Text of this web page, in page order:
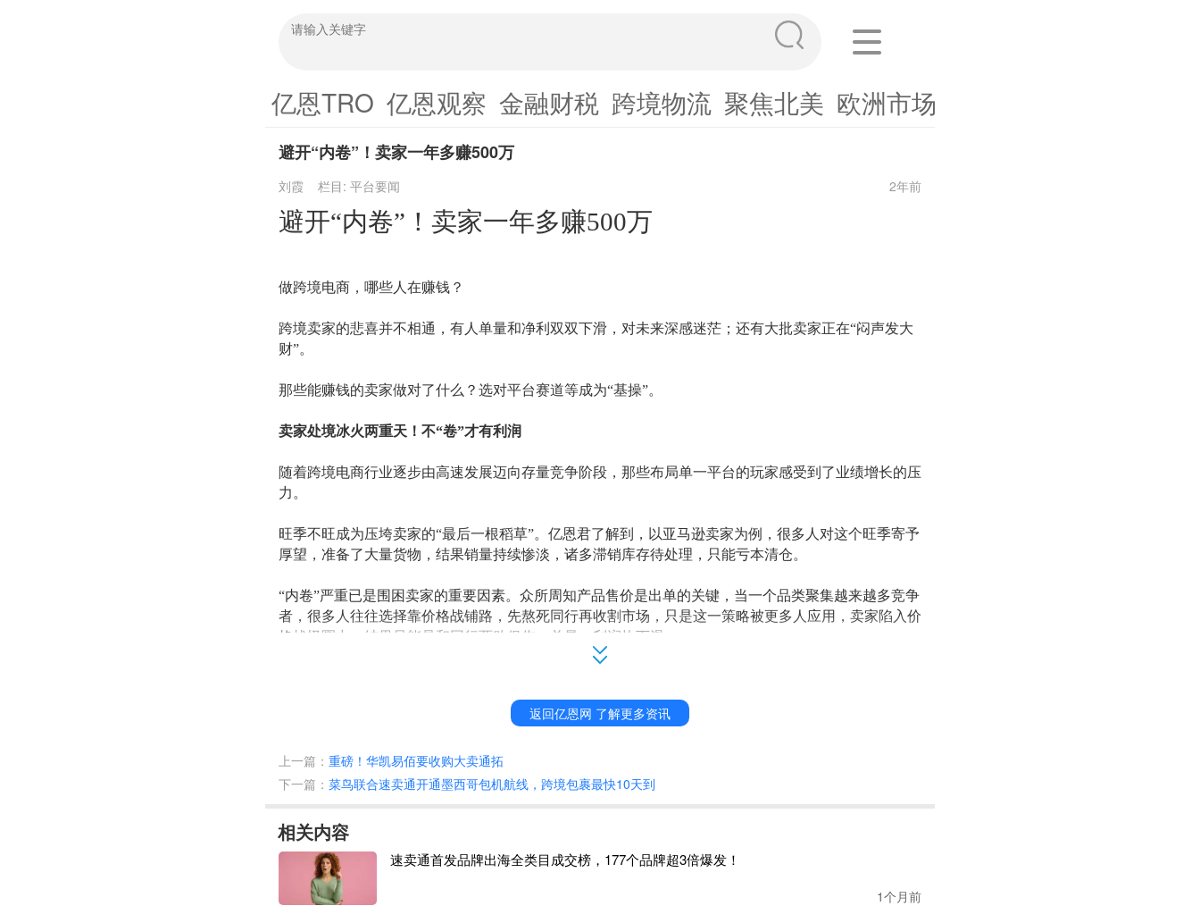
亿恩TRO 亿恩观察 金融财税 跨境物流 聚焦北美 欧洲市场
避开“内卷”！卖家一年多赚500万
刘霞 栏目: 平台要闻 2年前
避开“内卷”！卖家一年多赚500万
做跨境电商，哪些人在赚钱？
跨境卖家的悲喜并不相通，有人单量和净利双双下滑，对未来深感迷茫；还有大批卖家正在“闷声发大
财”。
那些能赚钱的卖家做对了什么？选对平台赛道等成为“基操”。
卖家处境冰火两重天！不“卷”才有利润
随着跨境电商行业逐步由高速发展迈向存量竞争阶段，那些布局单一平台的玩家感受到了业绩增长的压
力。
旺季不旺成为压垮卖家的“最后一根稻草”。亿恩君了解到，以亚马逊卖家为例，很多人对这个旺季寄予
厚望，准备了大量货物，结果销量持续惨淡，诸多滞销库存待处理，只能亏本清仓。
“内卷”严重已是围困卖家的重要因素。众所周知产品售价是出单的关键，当一个品类聚集越来越多竞争
者，很多人往往选择靠价格战铺路，先熬死同行再收割市场，只是这一策略被更多人应用，卖家陷入价
格战怪圈中，结果只能是和同行两败俱伤，单量、利润均下滑。
“烧钱”补贴消费者，最终很多成本却都分摊在了平台卖家身上。
增濒临退场，也有大批中国卖家及时多平台布局，开拓新赛道，挽救了岌岌可危的业绩。
返回亿恩网 了解更多资讯
上一篇： 重磅！华凯易佰要收购大卖通拓
下一篇： 菜鸟联合速卖通开通墨西哥包机航线，跨境包裹最快10天到
相关内容
速卖通首发品牌出海全类目成交榜，177个品牌超3倍爆发！
1个月前